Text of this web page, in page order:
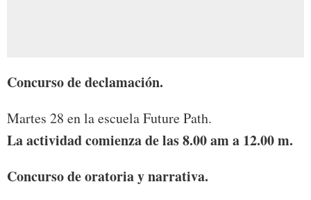
Concurso de declamación.
Martes 28 en la escuela Future Path.
La actividad comienza de las 8.00 am a 12.00 m.
Concurso de oratoria y narrativa.